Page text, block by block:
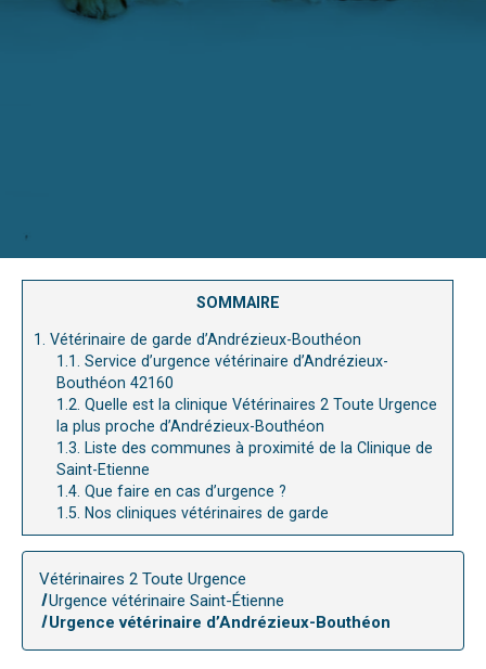
SOMMAIRE
1. Vétérinaire de garde d’Andrézieux-Bouthéon
1.1. Service d’urgence vétérinaire d’Andrézieux-
Bouthéon 42160
1.2. Quelle est la clinique Vétérinaires 2 Toute Urgence
la plus proche d’Andrézieux-Bouthéon
1.3. Liste des communes à proximité de la Clinique de
Saint-Etienne
1.4. Que faire en cas d’urgence ?
1.5. Nos cliniques vétérinaires de garde
Vétérinaires 2 Toute Urgence
Urgence vétérinaire Saint-Étienne
Urgence vétérinaire d’Andrézieux-Bouthéon